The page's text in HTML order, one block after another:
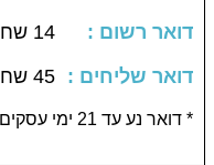
: דואר רשום
14 שח
: דואר שליחים
45 שח
דואר נע עד 21 ימי עסקים *